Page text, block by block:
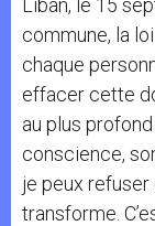
Liban, le 15
commune, la
chaque
effacer cette
au plus
conscience,
je peux refuser
transforme.